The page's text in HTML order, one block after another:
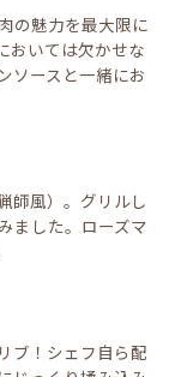
の魅力を最大限に
おいては欠かせな
ソースと一緒にお
師風）。グリルし
ました。ローズマ
ブ！シェフ自ら配